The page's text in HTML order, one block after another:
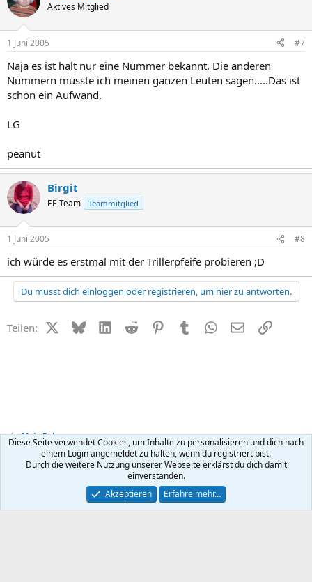
Aktives Mitglied
1 Juni 2005 #7
Naja es ist halt nur eine Nummer bekannt. Die anderen
Nummern müsste ich meinen ganzen Leuten sagen.....Das ist
schon ein Aufwand.
LG
peanut
Birgit
EF-Team Teammitglied
1 Juni 2005 #8
ich würde es erstmal mit der Trillerpfeife probieren ;D
Du musst dich einloggen oder registrieren, um hier zu antworten.
Teilen: X (Twitter)
BlueskyLinkedIn
Reddit PinterestTumblr WhatsApp
E-MailLink
Mein Baby
Kontakt Nutzungsbedingungen Datenschutz Hilfe
R
Community platform by XenForo ® © 2010-2026 XenForo Ltd.
Diese Seite verwendet Cookies, um Inhalte zu personalisieren und dich nach
einem Login angemeldet zu halten, wenn du registriert bist.
Durch die weitere Nutzung unserer Webseite erklärst du dich damit
einverstanden.
Akzeptieren
Erfahre mehr…